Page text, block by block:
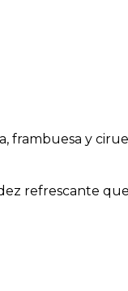
y
refrescante